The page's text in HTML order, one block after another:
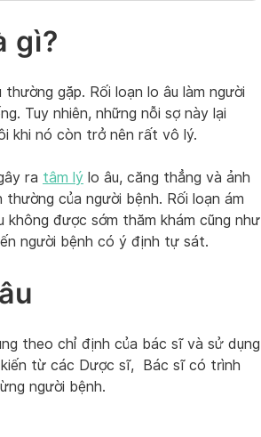
gì?
gặp. Rối loạn lo âu làm người
Tuy nhiên, những nỗi sợ này lại
khi nó còn trở nên rất vô lý.
ra tâm lý lo âu, căng thẳng và ảnh
của người bệnh. Rối loạn ám
được sớm thăm khám cũng như
người bệnh có ý định tự sát.
theo chỉ định của bác sĩ và sử dụng
kiến từ các Dược sĩ, Bác sĩ có trình
người bệnh.